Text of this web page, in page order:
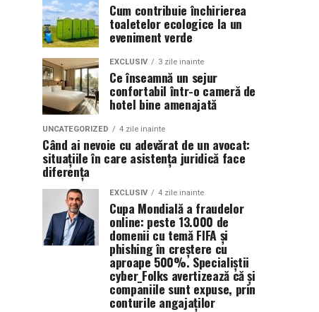
Cum contribuie închirierea
toaletelor ecologice la un
eveniment verde
EXCLUSIV 3 zile inainte
Ce înseamnă un sejur
confortabil într-o cameră de
hotel bine amenajată
UNCATEGORIZED 4 zile inainte
Când ai nevoie cu adevărat de un avocat:
situațiile în care asistența juridică face
diferența
EXCLUSIV 4 zile inainte
Cupa Mondială a fraudelor
online: peste 13.000 de
domenii cu temă FIFA și
phishing în creștere cu
aproape 500%. Specialiștii
cyber_Folks avertizează că și
companiile sunt expuse, prin
conturile angajaților